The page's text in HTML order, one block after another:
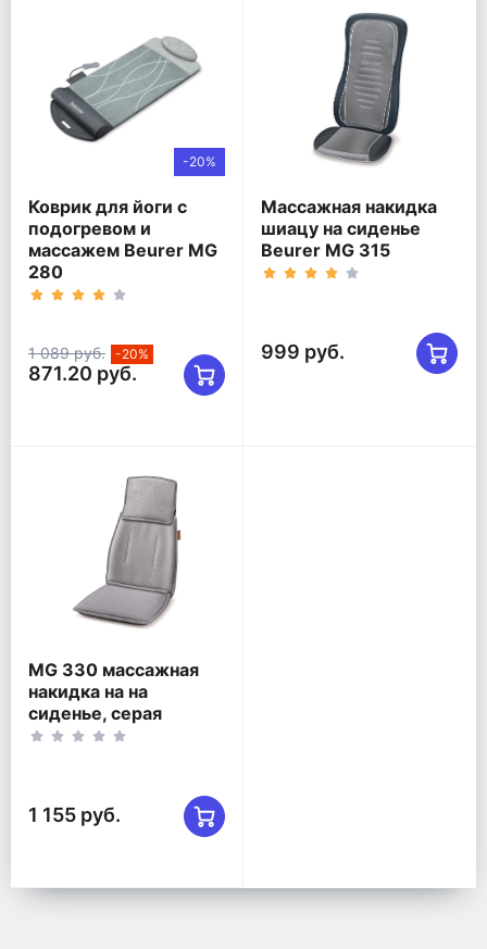
-20%
Коврик для йоги с
подогревом и
массажем Beurer MG
280
1 089 руб. -20%
871.20 руб.
Массажная накидка
шиацу на сиденье
Beurer MG 315
999 руб.
MG 330 массажная
накидка на на
сиденье, серая
1 155 руб.